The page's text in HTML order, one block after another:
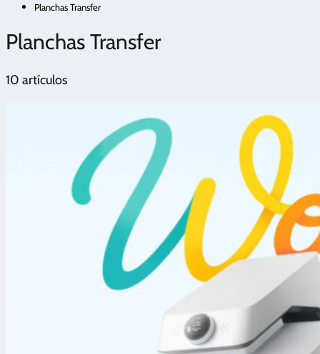
Planchas Transfer
Planchas Transfer
10 artículos